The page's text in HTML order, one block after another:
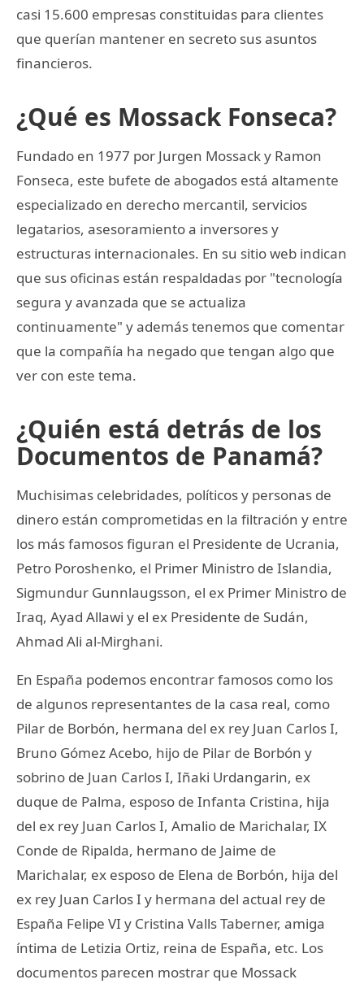
casi 15.600 empresas constituidas para clientes
que querían mantener en secreto sus asuntos
financieros.
¿Qué es Mossack Fonseca?
Fundado en 1977 por Jurgen Mossack y Ramon
Fonseca, este bufete de abogados está altamente
especializado en derecho mercantil, servicios
legatarios, asesoramiento a inversores y
estructuras internacionales. En su sitio web indican
que sus oficinas están respaldadas por "tecnología
segura y avanzada que se actualiza
continuamente" y además tenemos que comentar
que la compañía ha negado que tengan algo que
ver con este tema.
¿Quién está detrás de los
Documentos de Panamá?
Muchisimas celebridades, políticos y personas de
dinero están comprometidas en la filtración y entre
los más famosos figuran el Presidente de Ucrania,
Petro Poroshenko, el Primer Ministro de Islandia,
Sigmundur Gunnlaugsson, el ex Primer Ministro de
Iraq, Ayad Allawi y el ex Presidente de Sudán,
Ahmad Ali al-Mirghani.
En España podemos encontrar famosos como los
de algunos representantes de la casa real, como
Pilar de Borbón, hermana del ex rey Juan Carlos I,
Bruno Gómez Acebo, hijo de Pilar de Borbón y
sobrino de Juan Carlos I, Iñaki Urdangarin, ex
duque de Palma, esposo de Infanta Cristina, hija
del ex rey Juan Carlos I, Amalio de Marichalar, IX
Conde de Ripalda, hermano de Jaime de
Marichalar, ex esposo de Elena de Borbón, hija del
ex rey Juan Carlos I y hermana del actual rey de
España Felipe VI y Cristina Valls Taberner, amiga
íntima de Letizia Ortiz, reina de España, etc. Los
documentos parecen mostrar que Mossack